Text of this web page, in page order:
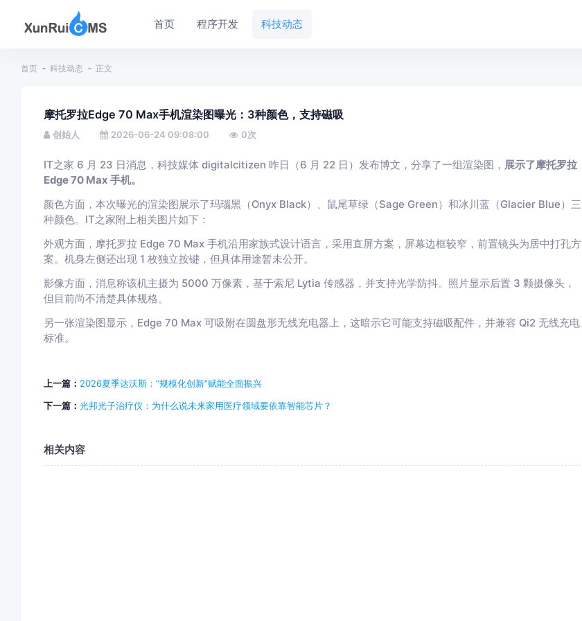
首页 程序开发 科技动态
首页 科技动态 正文
摩托罗拉Edge 70 Max手机渲染图曝光：3种颜色，支持磁吸
创始人 2026-06-24 09:08:00 0次
IT之家 6 月 23 日消息，科技媒体 digitalcitizen 昨日（6 月 22 日）发布博文，分享了一组渲染图， 展示了摩托罗拉
Edge 70 Max 手机。
颜色方面，本次曝光的渲染图展示了玛瑙黑（Onyx Black）、鼠尾草绿（Sage Green）和冰川蓝（Glacier Blue）三
种颜色。IT之家附上相关图片如下：
外观方面，摩托罗拉 Edge 70 Max 手机沿用家族式设计语言，采用直屏方案，屏幕边框较窄，前置镜头为居中打孔方
案。机身左侧还出现 1 枚独立按键，但具体用途暂未公开。
影像方面，消息称该机主摄为 5000 万像素，基于索尼 Lytia 传感器，并支持光学防抖。照片显示后置 3 颗摄像头，
但目前尚不清楚具体规格。
另一张渲染图显示，Edge 70 Max 可吸附在圆盘形无线充电器上，这暗示它可能支持磁吸配件，并兼容 Qi2 无线充电
标准。
上一篇： 2026夏季达沃斯：“规模化创新”赋能全面振兴
下一篇： 光邦光子治疗仪：为什么说未来家用医疗领域要依靠智能芯片？
相关内容